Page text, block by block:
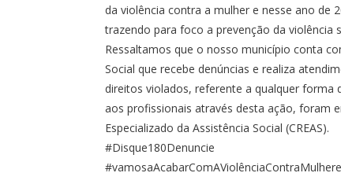
da violência contra a mulher e nesse ano de
trazendo para foco a prevenção da violência
Ressaltamos que o nosso município conta
Social que recebe denúncias e realiza
direitos violados, referente a qualquer forma
aos profissionais através desta ação, foram
Especializado da Assistência Social (CREAS).
#Disque180Denuncie